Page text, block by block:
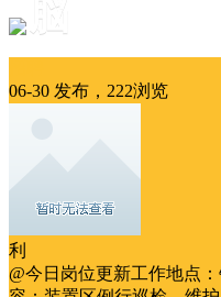
脳
06-30 发布，222浏览
利
@今日岗位更新工作地点